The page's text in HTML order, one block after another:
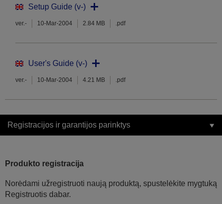
Setup Guide (v-)
ver.- 10-Mar-2004 2.84 MB .pdf
User's Guide (v-)
ver.- 10-Mar-2004 4.21 MB .pdf
Registracijos ir garantijos parinktys
Produkto registracija
Norėdami užregistruoti naują produktą, spustelėkite mygtuką
Registruotis dabar.